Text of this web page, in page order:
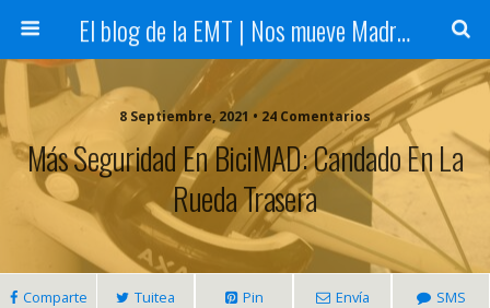
El blog de la EMT | Nos mueve Madrid
8 Septiembre, 2021 • 24 Comentarios
Más Seguridad En BiciMAD: Candado En La
Rueda Trasera
Comparte Tuitea Pin Envía SMS